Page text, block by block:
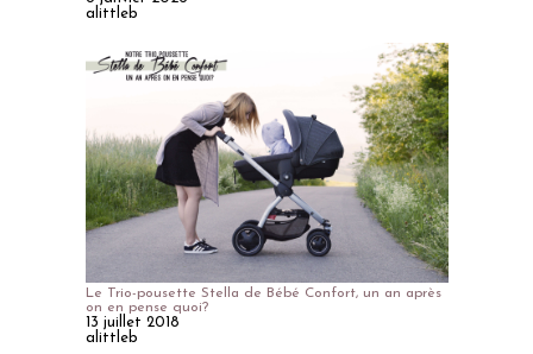
alittleb
Le Trio-pousette Stella de Bébé Confort, un an après
on en pense quoi?
13 juillet 2018
alittleb